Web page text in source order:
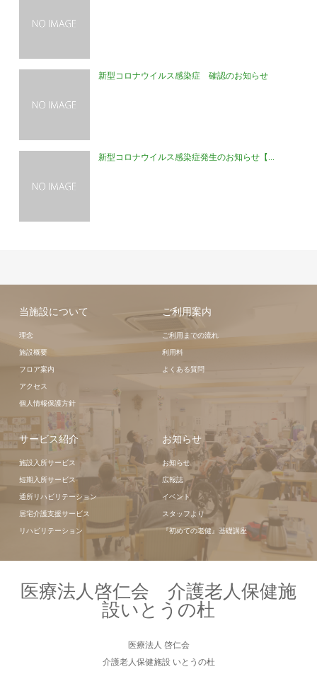
新型コロナウイルス感染症 確認のお知らせ
新型コロナウイルス感染症発生のお知らせ【...
当施設について
理念
施設概要
フロア案内
アクセス
個人情報保護方針
ご利用案内
ご利用までの流れ
利用料
よくある質問
サービス紹介
施設入所サービス
短期入所サービス
通所リハビリテーション
居宅介護支援サービス
リハビリテーション
お知らせ
お知らせ
広報誌
イベント
スタッフより
『初めての老健』基礎講座
医療法人啓仁会 介護老人保健施
設いとうの杜
医療法人 啓仁会
介護老人保健施設 いとうの杜